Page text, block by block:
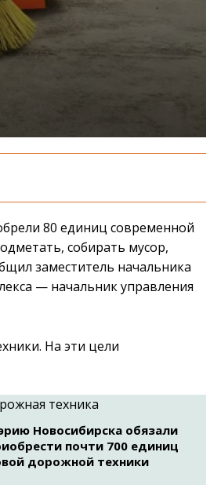
80 единиц современной
собирать мусор,
заместитель начальника
— начальник управления
На эти цели
Новосибирска обязали
почти 700 единиц
дорожной техники